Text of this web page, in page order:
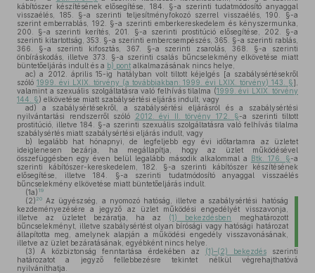
kábítószer készítésének elősegítése, 184. §-a szerinti tudatmódosító anyaggal
visszaélés, 185. §-a szerinti teljesítményfokozó szerrel visszaélés, 190. §-a
szerint emberrablás, 192. §-a szerinti emberkereskedelem és kényszermunka,
200. §-a szerinti kerítés, 201. §-a szerinti prostitúció elősegítése, 202. §-a
szerinti kitartottság, 353. §-a szerinti embercsempészés, 365. §-a szerinti rablás,
366. §-a szerinti kifosztás, 367. §-a szerinti zsarolás, 368. §-a szerinti
önbíráskodás, illetve 373. §-a szerinti csalás bűncselekmény elkövetése miatt
büntetőeljárás indult és a b) pont alkalmazásának nincs helye,
ac) a 2012. április 15-ig hatályban volt tiltott kéjelgés [a szabálysértésekről
szóló 1999. évi LXIX. törvény (a továbbiakban: 1999. évi LXIX. törvény) 143. §],
valamint a szexuális szolgáltatásra való felhívás tilalma (1999. évi LXIX. törvény
144. §) elkövetése miatt szabálysértési eljárás indult, vagy
ad) a szabálysértésekről, a szabálysértési eljárásról és a szabálysértési
nyilvántartási rendszerről szóló
2012. évi II. törvény 172. §-a szerinti tiltott
prostitúció, illetve 184. §-a szerinti szexuális szolgáltatásra való felhívás tilalma
szabálysértés miatt szabálysértési eljárás indult, vagy
b) legalább hat hónapnyi, de legfeljebb egy évi időtartamra az üzletet
ideiglenesen bezárja, ha megállapítja, hogy az üzlet működésével
összefüggésben egy éven belül legalább második alkalommal a Btk. 176. §-a
szerinti kábítószer-kereskedelem, 182. §-a szerinti kábítószer készítésének
elősegítése, illetve 184. §-a szerinti tudatmódosító anyaggal visszaélés
bűncselekmény elkövetése miatt büntetőeljárás indult.
(1a) 19
(2) 20 Az ügyészség, a nyomozó hatóság, illetve a szabálysértési hatóság
kezdeményezésére a jegyző az üzlet működési engedélyét visszavonja,
illetve az üzletet bezáratja, ha az (1) bekezdésben
meghatározott
bűncselekményt, illetve szabálysértést olyan bírósági vagy hatósági határozat
állapította meg, amelynek alapján a működési engedély visszavonásának,
illetve az üzlet bezáratásának, egyébként nincs helye.
(3) A közbiztonság fenntartása érdekében az (1)–(2) bekezdésszerinti
határozatot a jegyző fellebbezésre tekintet nélkül végrehajthatóvá
nyilváníthatja.